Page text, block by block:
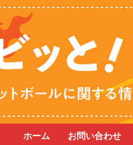
ホーム お問い合わせ